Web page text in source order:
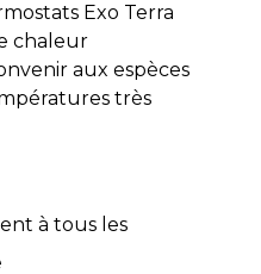
Exo Terra
chaleur
aux espèces
très
à tous les